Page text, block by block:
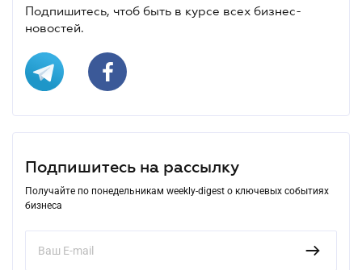
Подпишитесь, чтоб быть в курсе всех бизнес-
новостей.
Подпишитесь на рассылку
Получайте по понедельникам weekly-digest о ключевых событиях
бизнеса